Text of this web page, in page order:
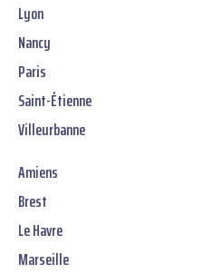
Lyon
Nancy
Paris
Saint-Étienne
Villeurbanne
Amiens
Brest
Le Havre
Marseille